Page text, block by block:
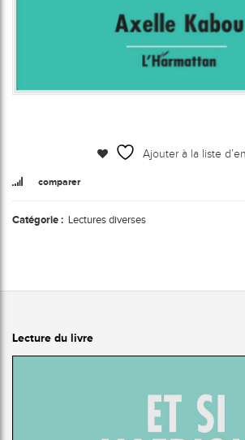
Ajouter à la liste
comparer
Catégorie : Lectures diverses
Lecture du livre